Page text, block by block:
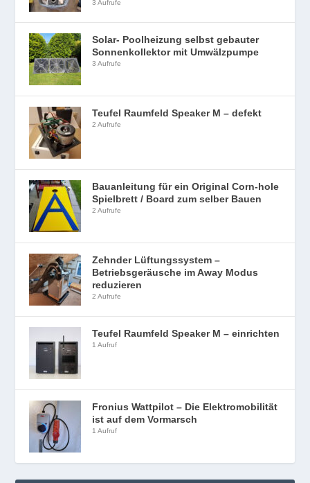
3 Aufrufe
Solar- Poolheizung selbst gebauter
Sonnenkollektor mit Umwälzpumpe
3 Aufrufe
Teufel Raumfeld Speaker M – defekt
2 Aufrufe
Bauanleitung für ein Original Corn-hole
Spielbrett / Board zum selber Bauen
2 Aufrufe
Zehnder Lüftungssystem –
Betriebsgeräusche im Away Modus
reduzieren
2 Aufrufe
Teufel Raumfeld Speaker M – einrichten
1 Aufruf
Fronius Wattpilot – Die Elektromobilität
ist auf dem Vormarsch
1 Aufruf